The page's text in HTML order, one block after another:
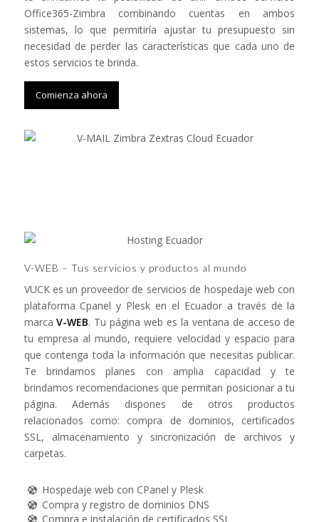
Office365-Zimbra combinando cuentas en ambos
sistemas, lo que permitiría ajustar tu presupuesto sin
necesidad de perder las características que cada uno de
estos servicios te brinda.
Comienza ahora
V-WEB – Tus servicios y productos al mundo
VUCK es un proveedor de servicios de hospedaje web con
plataforma Cpanel y Plesk en el Ecuador a través de la
marcaV-WEB. Tu página web es la ventana de acceso de
tu empresa al mundo, requiere velocidad y espacio para
que contenga toda la información que necesitas publicar.
Te brindamos planes con amplia capacidad y te
brindamos recomendaciones que permitan posicionar a tu
página. Además dispones de otros productos
relacionados como: compra de dominios, certificados
SSL, almacenamiento y sincronización de archivos y
carpetas.
Hospedaje web con CPanel y Plesk
Compra y registro de dominios DNS
Compra e instalación de certificados SSL